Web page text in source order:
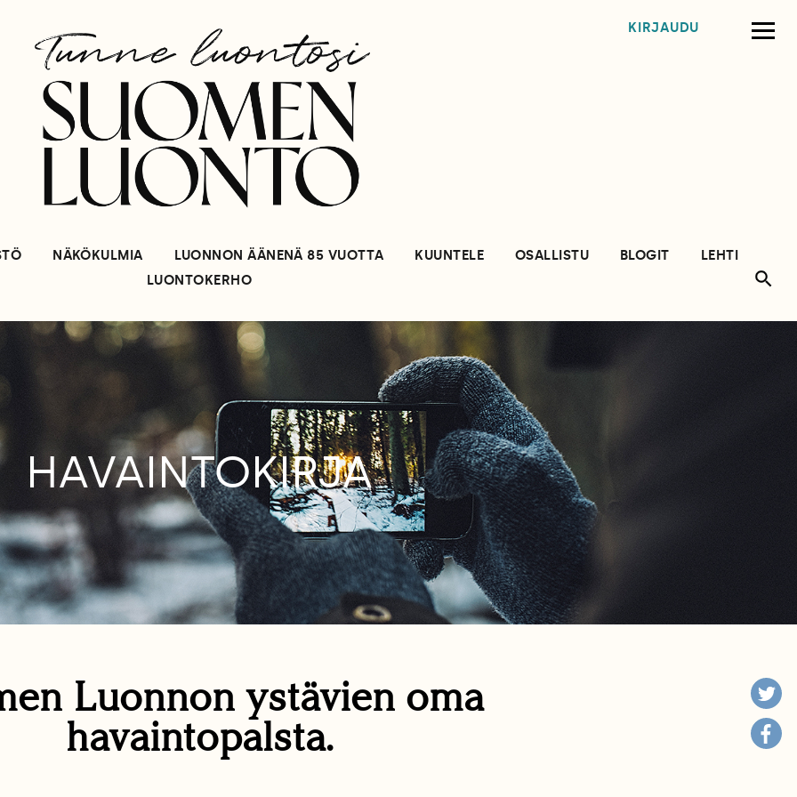
KIRJAUDU
NÄKÖKULMIA LUONNON ÄÄNENÄ 85 VUOTTA KUUNTELE OSALLISTU BLOGIT
LEHTI
LUONTOKERHO
HAVAINTOKIRJA
Luonnon ystävien oma
havaintopalsta.